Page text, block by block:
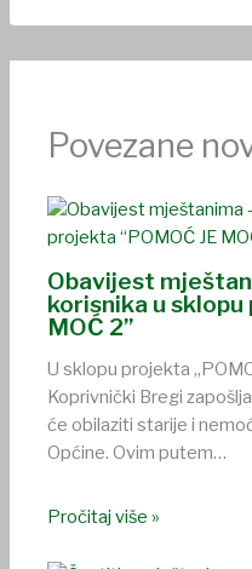
Povezane
Obavijest
korisnika u sklopu
MOĆ 2”
U sklopu projekta
Koprivnički Bregi
će obilaziti starije i
Općine. Ovim putem…
Pročitaj više »